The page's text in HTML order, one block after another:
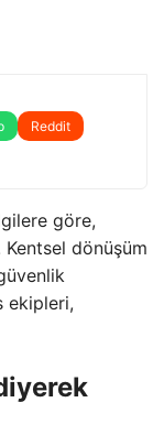
Reddit
göre,
dönüşüm
ekipleri,